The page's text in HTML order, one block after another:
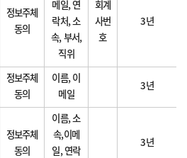
정보주체
동의
메일, 연
락처, 소
속, 부서,
직위
회계
사번
호
3년
정보주체
동의
이름, 이
메일
3년
정보주체
동의
이름, 소
속,이메
일, 연락
3년